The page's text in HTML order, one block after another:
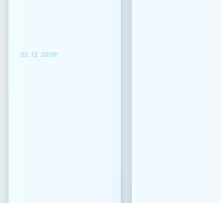
22. 12. 2019г.